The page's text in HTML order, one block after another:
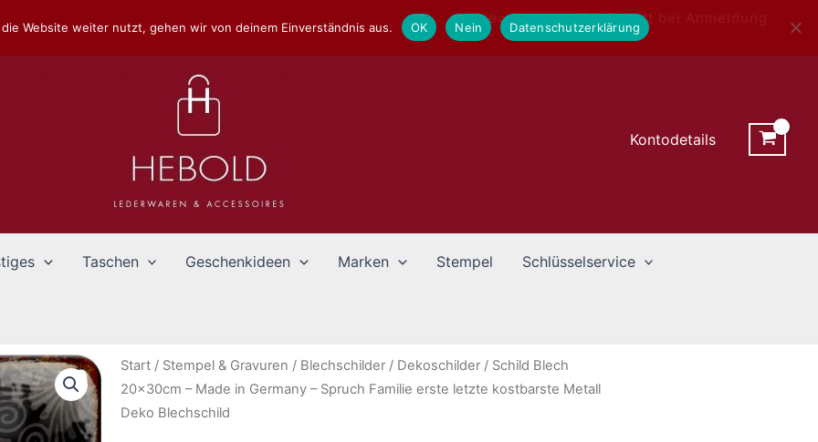
Newsletter - 10% Rabatt bei Anmeldung
Kontodetails
Taschen Geschenkideen Marken Stempel Schlüsselservice
Start / Stempel & Gravuren / Blechschilder / Dekoschilder / Schild Blech
20x30cm – Made in Germany – Spruch Familie erste letzte kostbarste Metall
Deko Blechschild
die Website weiter nutzt, gehen wir von deinem Einverständnis aus. OK Nein Datenschutzerklärung